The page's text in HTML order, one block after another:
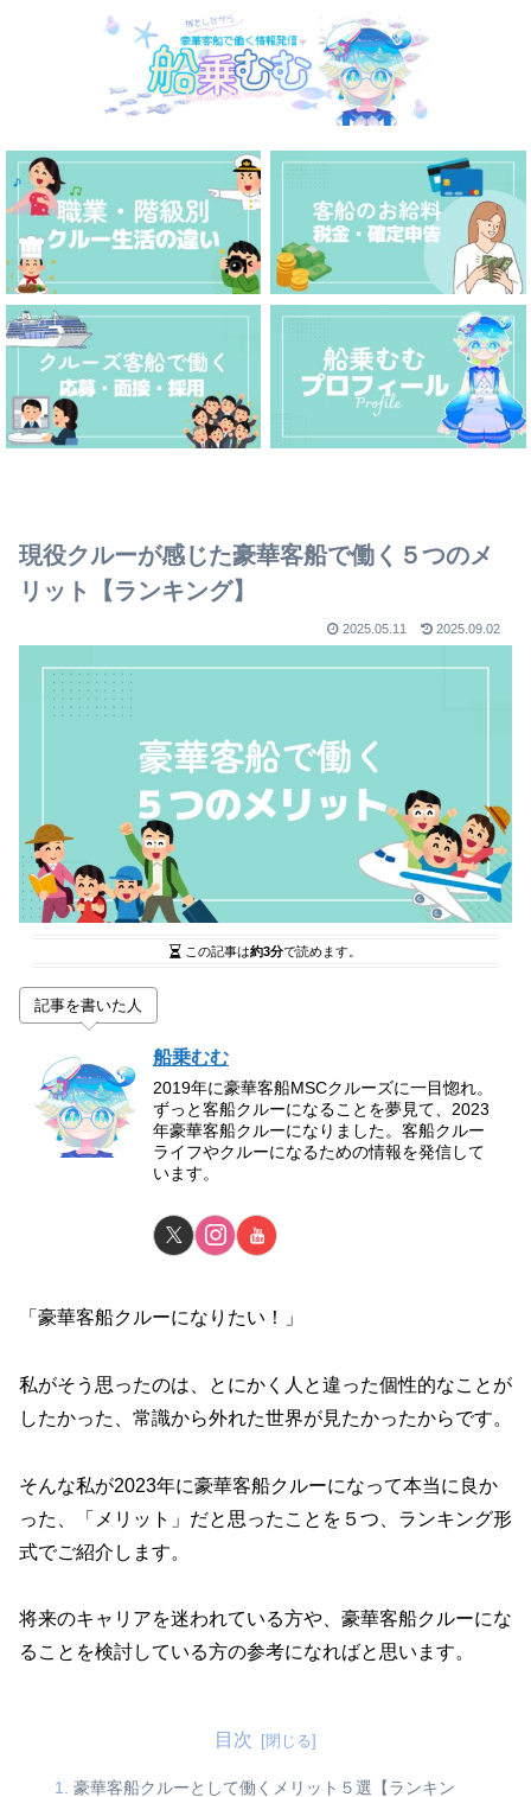
現役クルーが感じた豪華客船で働く５つのメ
リット【ランキング】
2025.05.11 2025.09.02
この記事は約3分で読めます。
記事を書いた人
船乗むむ
2019年に豪華客船MSCクルーズに一目惚れ。
ずっと客船クルーになることを夢見て、2023
年豪華客船クルーになりました。客船クルー
ライフやクルーになるための情報を発信して
います。
「豪華客船クルーになりたい！」
私がそう思ったのは、とにかく人と違った個性的なことが
したかった、常識から外れた世界が見たかったからです。
そんな私が2023年に豪華客船クルーになって本当に良か
った、「メリット」だと思ったことを５つ、ランキング形
式でご紹介します。
将来のキャリアを迷われている方や、豪華客船クルーにな
ることを検討している方の参考になればと思います。
目次
豪華客船クルーとして働くメリット５選【ランキン